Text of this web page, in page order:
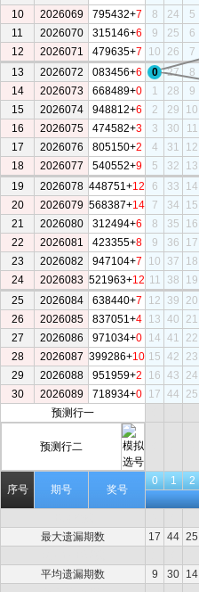
10
2026069 795432+7 8 24 5
11
2026070 315146+6 9 25 6
12
2026071 479635+7 10 26 7
13
2026072 083456+6 0 27 8
14
2026073 668489+0 1 28 9
15
2026074 948812+6 2 29 10
16
2026075 474582+3 3 30 11
17
2026076 805150+2 4 31 12
18
2026077 540552+9 5 32 13
19
2026078 448751+12 6 33 14
20
2026079 568387+14 7 34 15
21
2026080 312494+6 8 35 16
22
2026081 423355+8 9 36 17
23
2026082 947104+7 10 37 18
24
2026083 521963+12 11 38 19
25
2026084 638440+7 12 39 20
26
2026085 837051+4 13 40 21
27
2026086 971034+0 14 41 22
28
2026087 399286+10 15 42 23
29
2026088 951959+2 16 43 24
30
2026089 718934+0 17 44 25
预测行一
预测行二
序号 期号 奖号
0 1 2
最大遗漏期数
17 44 25
平均遗漏期数
9 30 14